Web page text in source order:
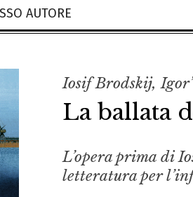
AUTORE
Iosif Brodskij,
La ballata
L’opera prima di
letteratura per